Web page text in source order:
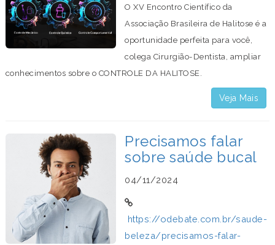
O XV Encontro Científico da
Associação Brasileira de Halitose é a
oportunidade perfeita para você,
colega Cirurgião-Dentista, ampliar
conhecimentos sobre o CONTROLE DA HALITOSE.
Veja Mais
Precisamos falar
sobre saúde bucal
04/11/2024
https://odebate.com.br/saude-
beleza/precisamos-falar-